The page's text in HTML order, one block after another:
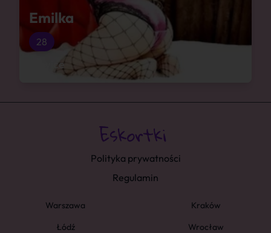
Emilka
28
Gliwice
Polityka prywatności
Regulamin
Warszawa
Kraków
Łódź
Wrocław